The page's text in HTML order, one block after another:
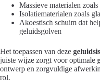
Massieve materialen
Isolatiematerialen zoals
Akoestisch schuim dat
geluidsgolven
Het toepassen van deze
juiste wijze zorgt voor optimale
ontwerp en zorgvuldige
rol.